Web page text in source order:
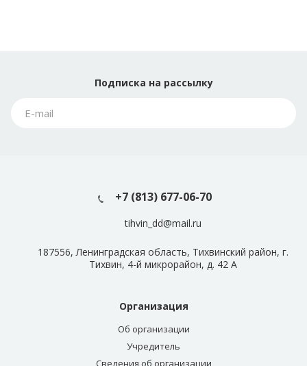
Подписка на рассылку
+7 (813) 677-06-70
tihvin_dd@mail.ru
187556, Ленинградская область, Тихвинский район, г.
Тихвин, 4-й микрорайон, д. 42 А
Организация
Об организации
Учредитель
Сведения об организации